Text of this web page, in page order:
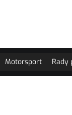
Motorsport Rady